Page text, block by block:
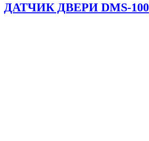
ДАТЧИК ДВЕРИ DMS-100